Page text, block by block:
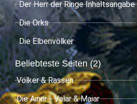
Der Herr der Ringe Inhaltsangabe
Die Orks
Die Elbenvölker
Beliebteste Seiten (2)
Völker & Rassen
Die Ainur - Valar & Maiar